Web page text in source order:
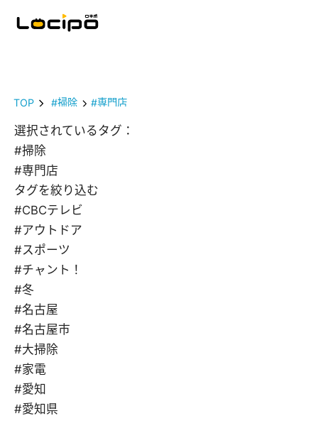
TOP #掃除 #専門店
選択されているタグ：
#掃除
#専門店
タグを絞り込む
#CBCテレビ
#アウトドア
#スポーツ
#チャント！
#冬
#名古屋
#名古屋市
#大掃除
#家電
#愛知
#愛知県